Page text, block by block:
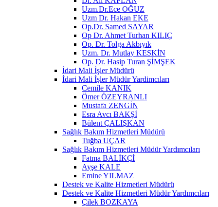
Uzm.Dr.Ece OĞUZ
Uzm Dr. Hakan EKE
Op.Dr. Samed SAYAR
Op Dr. Ahmet Turhan KILIÇ
Op. Dr. Tolga Akbıyık
Uzm. Dr. Mutlay KESKİN
Op. Dr. Hasip Turan ŞİMŞEK
İdari Mali İşler Müdürü
İdari Mali İşler Müdür Yardimcıları
Cemile KANIK
Ömer ÖZEYRANLI
Mustafa ZENGİN
Esra Avcı BAKŞİ
Bülent ÇALIŞKAN
Sağlık Bakım Hizmetleri Müdürü
Tuğba UÇAR
Sağlık Bakım Hizmetleri Müdür Yardımcıları
Fatma BALİKÇİ
Ayşe KALE
Emine YILMAZ
Destek ve Kalite Hizmetleri Müdürü
Destek ve Kalite Hizmetleri Müdür Yardımcıları
Çilek BOZKAYA